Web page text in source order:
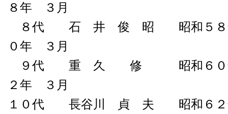
８年 ３月
８代 石 井 俊 昭 昭和５８
０年 ３月
９代 重 久 修 昭和６０年
２年 ３月
１０代 長谷川 貞 夫 昭和６